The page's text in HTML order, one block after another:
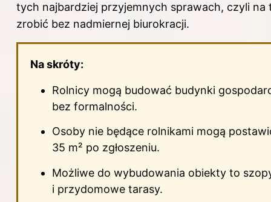
tych najbardziej przyjemnych sprawach, czyli na
zrobić bez nadmiernej biurokracji.
Na skróty:
Rolnicy mogą budować budynki
bez formalności.
Osoby nie będące rolnikami mogą
35 m² po zgłoszeniu.
Możliwe do wybudowania obiekty to
i przydomowe tarasy.